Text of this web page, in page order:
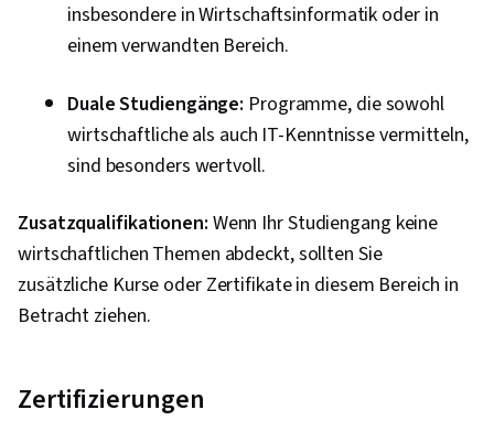
insbesondere in Wirtschaftsinformatik oder in
einem verwandten Bereich.
Duale Studiengänge: Programme, die sowohl
wirtschaftliche als auch IT-Kenntnisse vermitteln,
sind besonders wertvoll.
Zusatzqualifikationen: Wenn Ihr Studiengang keine
wirtschaftlichen Themen abdeckt, sollten Sie
zusätzliche Kurse oder Zertifikate in diesem Bereich in
Betracht ziehen.
Zertifizierungen